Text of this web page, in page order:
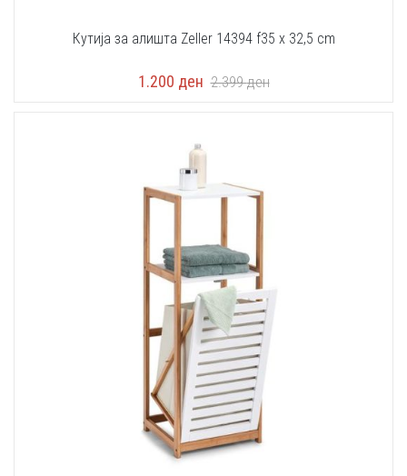
Кутија за алишта Zeller 14394 f35 x 32,5 cm
1.200 ден 2.399ден